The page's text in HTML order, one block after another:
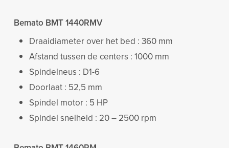
Bemato BMT 1440RMV
Draaidiameter over het bed : 360 mm
Afstand tussen de centers : 1000 mm
Spindelneus : D1-6
Doorlaat : 52,5 mm
Spindel motor : 5 HP
Spindel snelheid : 20 – 2500 rpm